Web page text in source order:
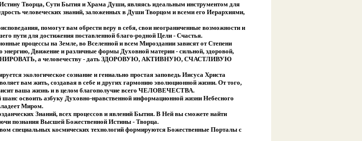
Творца, Сути Бытия и Храма Души, являясь идеальным инструментом для
человеческих знаний, заложенных в Души Творцом и всеми его Иерархиями,
помогут вам обрести веру в себя, свои неограниченные возможности и
пути для достижения поставленной благо-родной Цели - Счастья.
процессы на Земле, во Вселенной и всем Мироздании зависят от Степени
Движение и различные формы Духовной материи - сильной, здоровой,
а человечеству - дать ЗДОРОВУЮ, АКТИВНУЮ, СЧАСТЛИВУЮ
экологическое сознание и гениально простая заповедь Иисуса Христа
вам жить, создавая в себе и других гармонию эволюционной жизни. От того,
ваша жизнь и в целом благополучие всего ЧЕЛОВЕЧЕСТВА.
освоить азбуку Духовно-нравственной информационной жизни Небесного
Миром.
Знаний, всех процессов и явлений Бытия. В Ней вы сможете найти
познания Высшей Божественной Истины - Творца.
специальных космических технологий формируются Божественные Порталы с